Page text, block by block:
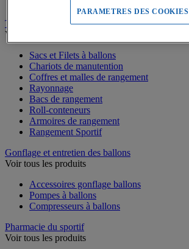
Podiums de sport
Transport et Rangement
Voir tous les produits
Sacs et Filets à ballons
Chariots de manutention
Coffres et malles de rangement
Rayonnage
Bacs de rangement
Roll-conteneurs
Armoires de rangement
Rangement Sportif
Gonflage et entretien des ballons
Voir tous les produits
Accessoires gonflage ballons
Pompes à ballons
Compresseurs à ballons
Pharmacie du sportif
Voir tous les produits
PARAMETRES DES COOKIES